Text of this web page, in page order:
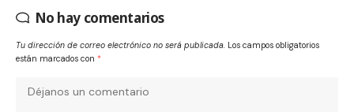
No hay comentarios
Tu dirección de correo electrónico no será publicada. Los campos obligatorios
están marcados con *